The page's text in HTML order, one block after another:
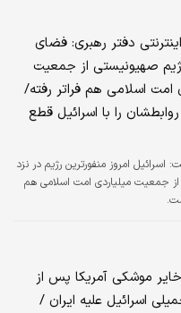
دفتر رهبری: فضای
صهیونیستی از جمعیت
امت اسلامی هم فراتر رفته/
را با اسرائیل قطع
اسرائیل امروز منفورترین رژیم در نزد
از جمعیت میلیاردی امت اسلامی هم
موشکی آمریکا پس از
اسرائیل علیه ایران /